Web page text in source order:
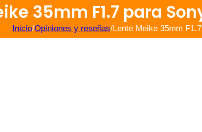
35mm F1.7 para
Inicio/Opiniones y reseñas/Lente Meike 35mm